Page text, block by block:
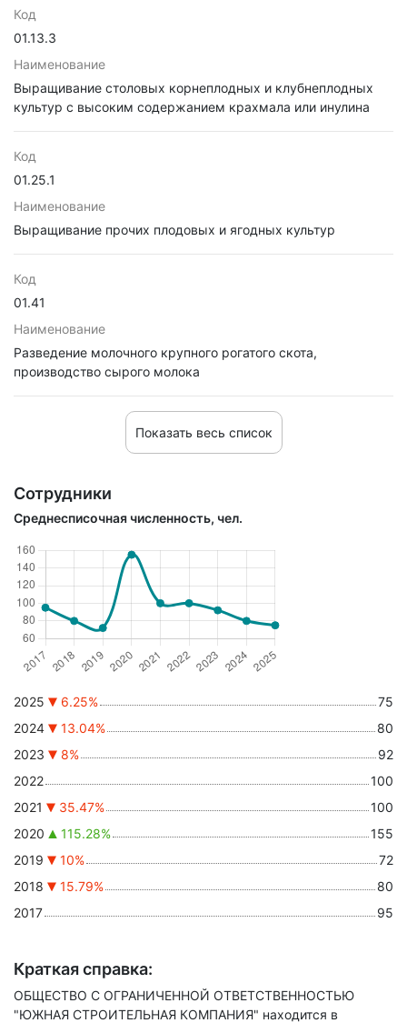
Код
01.13.3
Наименование
Выращивание столовых корнеплодных и клубнеплодных
культур с высоким содержанием крахмала или инулина
Код
01.25.1
Наименование
Выращивание прочих плодовых и ягодных культур
Код
01.41
Наименование
Разведение молочного крупного рогатого скота,
производство сырого молока
Показать весь список
Сотрудники
Среднесписочная численность, чел.
2025 6.25%
75
2024
13.04%
80
2023
8%
92
2022
100
2021
35.47%
100
2020
115.28%
155
2019
10%
72
2018
15.79%
80
2017
95
Краткая справка:
ОБЩЕСТВО С ОГРАНИЧЕННОЙ ОТВЕТСТВЕННОСТЬЮ
"ЮЖНАЯ СТРОИТЕЛЬНАЯ КОМПАНИЯ" находится в